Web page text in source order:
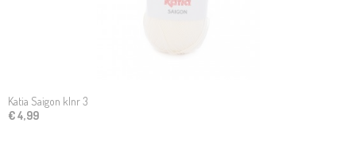
Katia Saigon klnr 3
€ 4,99